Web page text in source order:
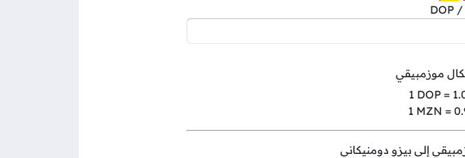
DOP
موزمبيقي
1 DOP =
1 MZN =
إلى بيزو دومنيكاني